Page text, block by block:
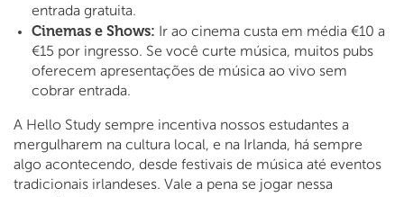
entrada gratuita.
Cinemas e Shows: Ir ao cinema custa em média €10 a
€15 por ingresso. Se você curte música, muitos pubs
oferecem apresentações de música ao vivo sem
cobrar entrada.
A Hello Study sempre incentiva nossos estudantes a
mergulharem na cultura local, e na Irlanda, há sempre
algo acontecendo, desde festivais de música até eventos
tradicionais irlandeses. Vale a pena se jogar nessa